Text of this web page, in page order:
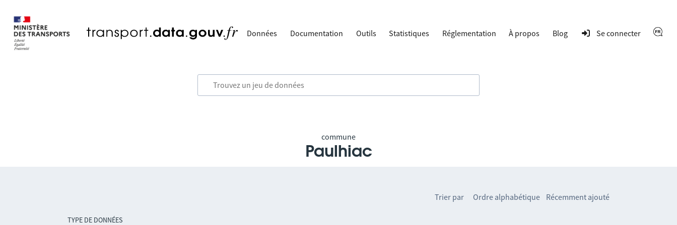
Données Documentation Outils Statistiques Réglementation À propos Blog Se connecter
commune
Paulhiac
TYPE DE DONNÉES
Trier par Ordre alphabétique Récemment ajouté